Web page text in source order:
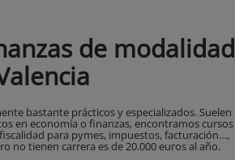
de modalidad
bastante prácticos y especializados. Suelen
en economía o finanzas, encontramos cursos
para pymes, impuestos, facturación…,
no tienen carrera es de 20.000 euros al año.